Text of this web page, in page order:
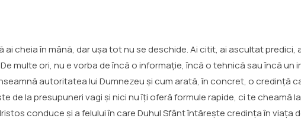
ai cheia în mână, dar ușa tot nu se deschide. Ai citit, ai ascultat
multe ori, nu e vorba de încă o informație, încă o tehnică sau încă
autoritatea lui Dumnezeu și cum arată, în concret, o credință
de la presupuneri vagi și nici nu îți oferă formule rapide, ci te cheamă
conduce și a felului în care Duhul Sfânt întărește credința în viața